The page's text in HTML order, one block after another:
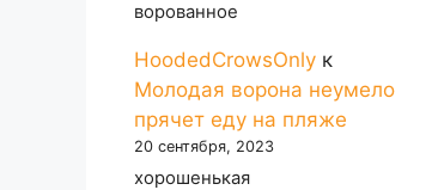
ворованное
HoodedCrowsOnly к
Молодая ворона неумело
прячет еду на пляже
20 сентября, 2023
хорошенькая